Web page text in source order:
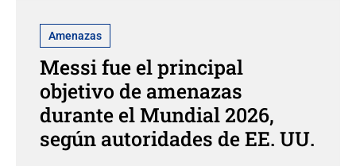
Amenazas
Messi fue el principal
objetivo de amenazas
durante el Mundial 2026,
según autoridades de EE. UU.